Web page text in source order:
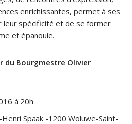
enrichissantes, permet à ses
leur spécificité et de se former
et épanouie.
du Bourgmestre Olivier
à 20h
Spaak -1200 Woluwe-Saint-